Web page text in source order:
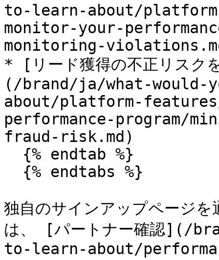
to-learn-about/
monitor-your-
monitoring-
* [リード獲得の不正リスク
(/brand/ja/what-
about/platform-
performance-program/
fraud-risk.md)
独自のサインアップページ
は、 [パートナー確認](/
to-learn-about/